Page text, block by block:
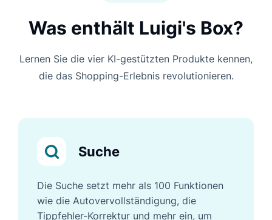
Was enthält Luigi's Box?
Lernen Sie die vier KI-gestützten Produkte kennen,
die das Shopping-Erlebnis revolutionieren.
Suche
Die Suche setzt mehr als 100 Funktionen
wie die Autovervollständigung, die
Tippfehler-Korrektur und mehr ein, um